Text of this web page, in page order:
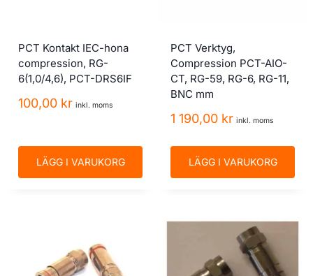
PCT Kontakt IEC-hona
compression, RG-
6(1,0/4,6), PCT-DRS6IF
100,00 kr inkl. moms
LÄGG I VARUKORG
PCT Verktyg,
Compression PCT-AIO-
CT, RG-59, RG-6, RG-11,
BNC mm
1 190,00 kr inkl. moms
LÄGG I VARUKORG